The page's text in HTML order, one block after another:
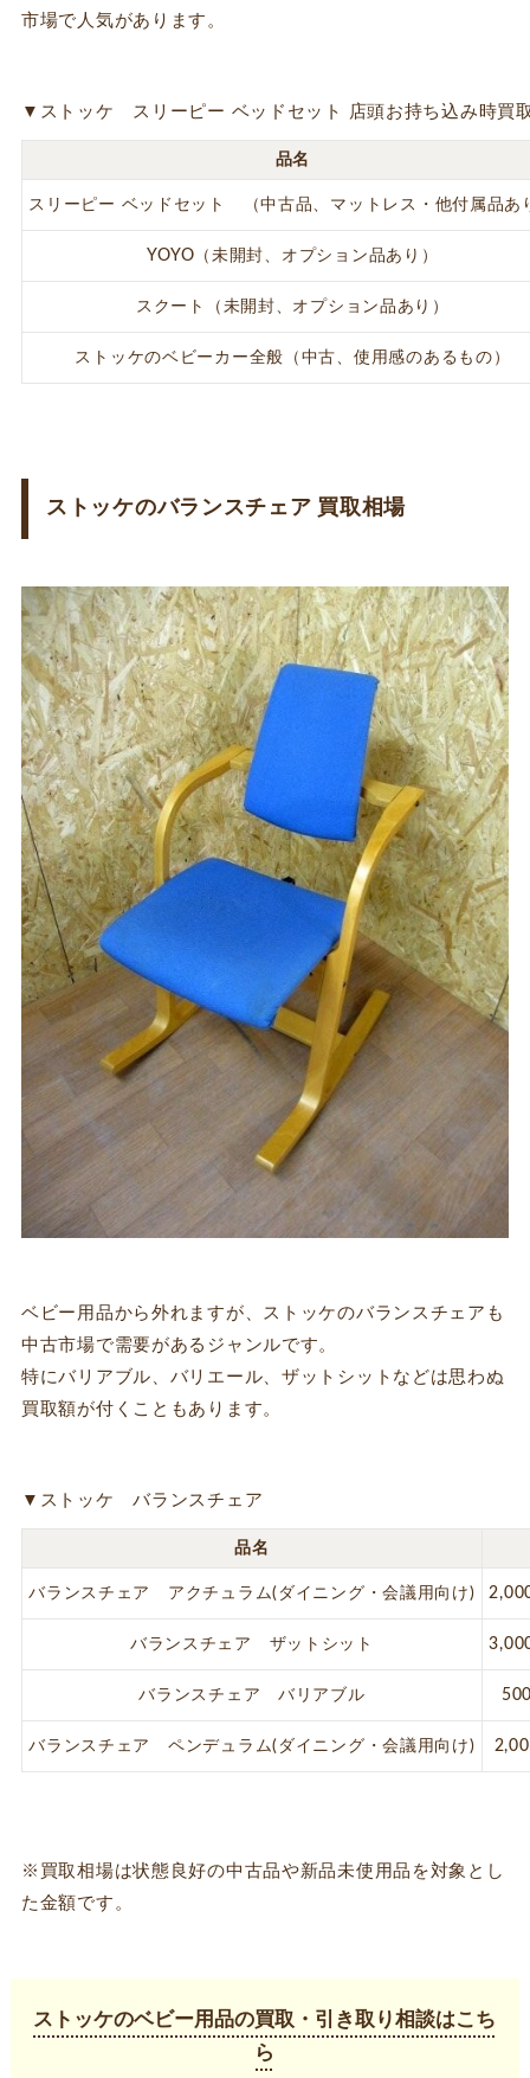
市場で人気があります。
▼ストッケ スリーピー ベッドセット 店頭お持ち込み時買
品名
スリーピー ベッドセット （中古品、マットレス・他付属品あ
YOYO（未開封、オプション品あり）
スクート（未開封、オプション品あり）
ストッケのベビーカー全般（中古、使用感のあるもの）
ストッケのバランスチェア 買取相場
ベビー用品から外れますが、ストッケのバランスチェアも
中古市場で需要があるジャンルです。
特にバリアブル、バリエール、ザットシットなどは思わぬ
買取額が付くこともあります。
▼ストッケ バランスチェア
品名
バランスチェア アクチュラム(ダイニング・会議用向け)
バランスチェア ザットシット
バランスチェア バリアブル
バランスチェア ペンデュラム(ダイニング・会議用向け)
※買取相場は状態良好の中古品や新品未使用品を対象とし
た金額です。
ストッケのベビー用品の買取・引き取り相談はこち
ら